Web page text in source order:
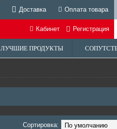
Доставка Оплата товара
Кабинет Регистрация
ЛУЧШИЕ ПРОДУКТЫ
Сортировка: